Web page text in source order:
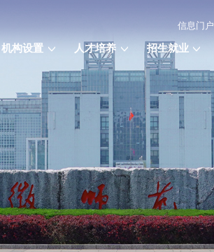
信息门户
机构设置 人才培养 招生就业